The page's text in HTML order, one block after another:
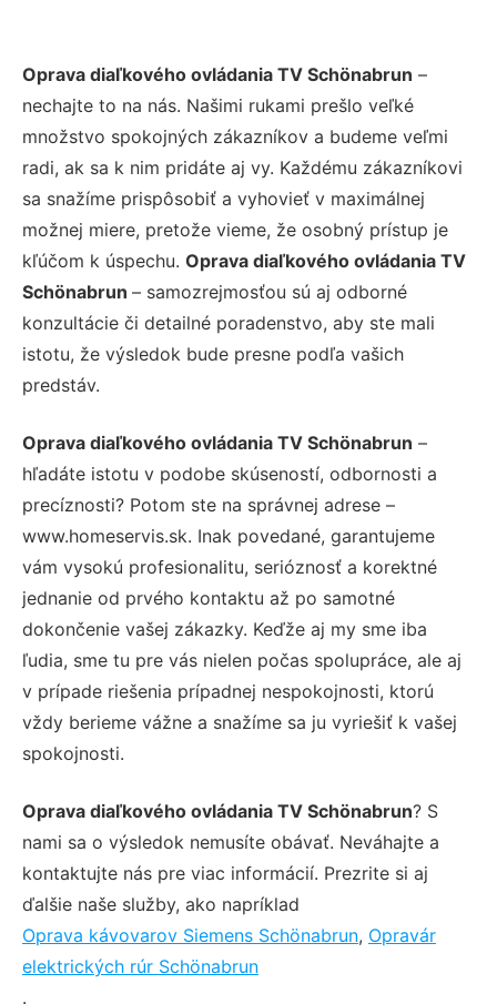
Oprava diaľkového ovládania TV Schönabrun –
nechajte to na nás. Našimi rukami prešlo veľké
množstvo spokojných zákazníkov a budeme veľmi
radi, ak sa k nim pridáte aj vy. Každému zákazníkovi
sa snažíme prispôsobiť a vyhovieť v maximálnej
možnej miere, pretože vieme, že osobný prístup je
kľúčom k úspechu. Oprava diaľkového ovládania TV
Schönabrun – samozrejmosťou sú aj odborné
konzultácie či detailné poradenstvo, aby ste mali
istotu, že výsledok bude presne podľa vašich
predstáv.
Oprava diaľkového ovládania TV Schönabrun –
hľadáte istotu v podobe skúseností, odbornosti a
precíznosti? Potom ste na správnej adrese –
www.homeservis.sk. Inak povedané, garantujeme
vám vysokú profesionalitu, serióznosť a korektné
jednanie od prvého kontaktu až po samotné
dokončenie vašej zákazky. Keďže aj my sme iba
ľudia, sme tu pre vás nielen počas spolupráce, ale aj
v prípade riešenia prípadnej nespokojnosti, ktorú
vždy berieme vážne a snažíme sa ju vyriešiť k vašej
spokojnosti.
Oprava diaľkového ovládania TV Schönabrun? S
nami sa o výsledok nemusíte obávať. Neváhajte a
kontaktujte nás pre viac informácií. Prezrite si aj
ďalšie naše služby, ako napríklad
Oprava kávovarov Siemens Schönabrun, Opravár
elektrických rúr Schönabrun
.